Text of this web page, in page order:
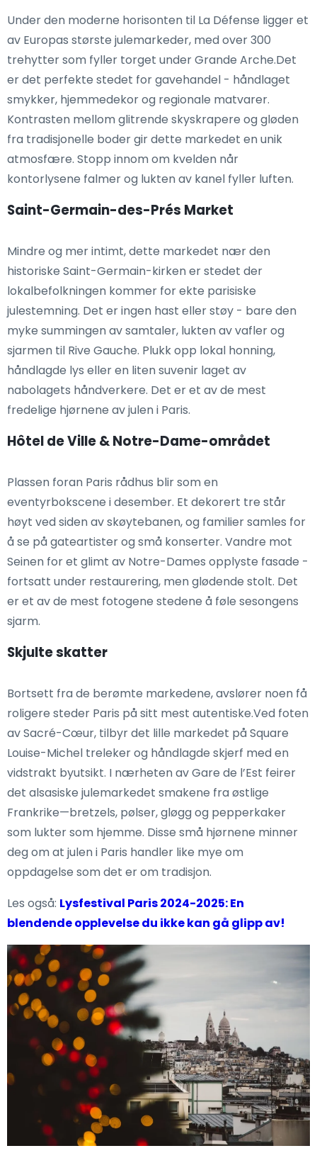
Under den moderne horisonten til La Défense ligger et
av Europas største julemarkeder, med over 300
trehytter som fyller torget under Grande Arche.Det
er det perfekte stedet for gavehandel - håndlaget
smykker, hjemmedekor og regionale matvarer.
Kontrasten mellom glitrende skyskrapere og gløden
fra tradisjonelle boder gir dette markedet en unik
atmosfære. Stopp innom om kvelden når
kontorlysene falmer og lukten av kanel fyller luften.
Saint-Germain-des-Prés Market
Mindre og mer intimt, dette markedet nær den
historiske Saint-Germain-kirken er stedet der
lokalbefolkningen kommer for ekte parisiske
julestemning. Det er ingen hast eller støy - bare den
myke summingen av samtaler, lukten av vafler og
sjarmen til Rive Gauche. Plukk opp lokal honning,
håndlagde lys eller en liten suvenir laget av
nabolagets håndverkere. Det er et av de mest
fredelige hjørnene av julen i Paris.
Hôtel de Ville & Notre-Dame-området
Plassen foran Paris rådhus blir som en
eventyrbokscene i desember. Et dekorert tre står
høyt ved siden av skøytebanen, og familier samles for
å se på gateartister og små konserter. Vandre mot
Seinen for et glimt av Notre-Dames opplyste fasade -
fortsatt under restaurering, men glødende stolt. Det
er et av de mest fotogene stedene å føle sesongens
sjarm.
Skjulte skatter
Bortsett fra de berømte markedene, avslører noen få
roligere steder Paris på sitt mest autentiske.Ved foten
av Sacré-Cœur, tilbyr det lille markedet på Square
Louise-Michel treleker og håndlagde skjerf med en
vidstrakt byutsikt. I nærheten av Gare de l’Est feirer
det alsasiske julemarkedet smakene fra østlige
Frankrike—bretzels, pølser, gløgg og pepperkaker
som lukter som hjemme. Disse små hjørnene minner
deg om at julen i Paris handler like mye om
oppdagelse som det er om tradisjon.
Les også: Lysfestival Paris 2024-2025: En
blendende opplevelse du ikke kan gå glipp av!